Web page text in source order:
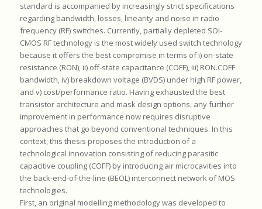
standard is accompanied by increasingly strict specifications
regarding bandwidth, losses, linearity and noise in radio
frequency (RF) switches. Currently, partially depleted SOI-
CMOS RF technology is the most widely used switch technology
because it offers the best compromise in terms of i) on-state
resistance (RON), ii) off-state capacitance (COFF), iii) RON.COFF
bandwidth, iv) breakdown voltage (BVDS) under high RF power,
and v) cost/performance ratio. Having exhausted the best
transistor architecture and mask design options, any further
improvement in performance now requires disruptive
approaches that go beyond conventional techniques. In this
context, this thesis proposes the introduction of a
technological innovation consisting of reducing parasitic
capacitive coupling (COFF) by introducing air microcavities into
the back-end-of-the-line (BEOL) interconnect network of MOS
technologies.
First, an original modelling methodology was developed to